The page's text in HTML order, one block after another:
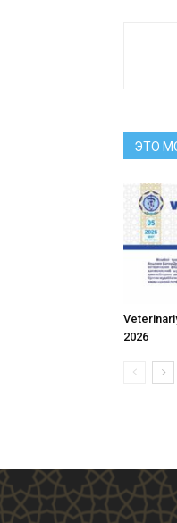
ЭТО
2026